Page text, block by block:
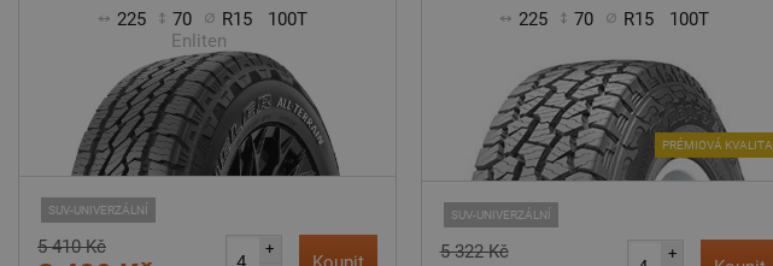
225 70 R15
100T
Enliten
SUV-UNIVERZÁLNÍ
5 410 Kč
+
225 70 R15 100T
SUV-UNIVERZÁLNÍ
PRÉMIOVÁ KVALITA
5 322 Kč
+